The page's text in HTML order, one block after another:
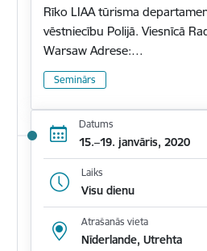
Rīko LIAA tūrisma
vēstniecību Polijā. Viesnīcā
Warsaw Adrese:…
Seminārs
Datums
15.–19. janvāris, 2020
Laiks
Visu dienu
Atrašanās vieta
Nīderlande, Utrehta